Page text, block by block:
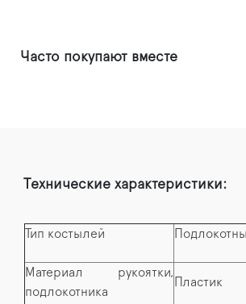
Часто покупают вместе
Технические характеристики:
Тип костылей
Материал рукоятки,
подлокотника
Пластик